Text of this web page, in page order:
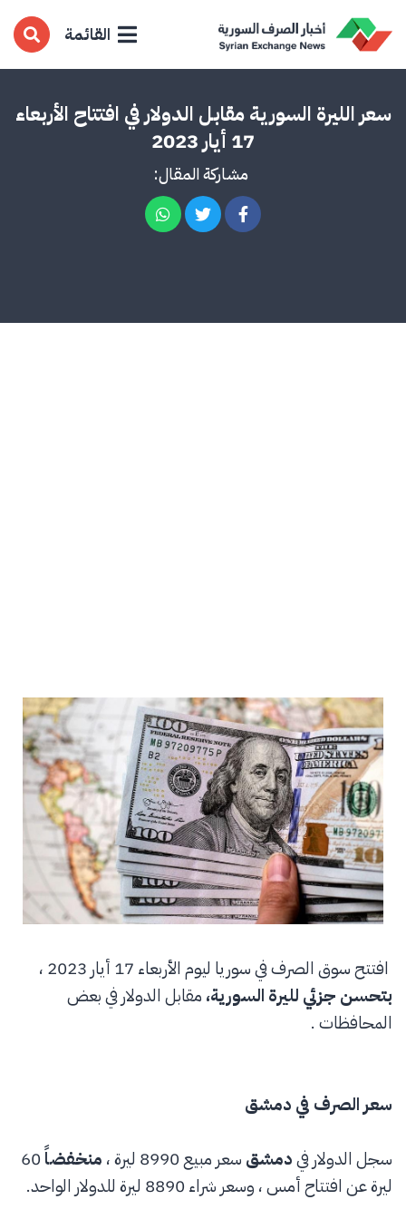
القائمة
سعر الليرة السورية مقابل الدولار في افتتاح الأربعاء
17 أيار 2023
مشاركة المقال:
افتتح سوق الصرف في سوريا ليوم الأربعاء 17 أيار 2023 ،
بتحسن جزئي لليرة السورية، مقابل الدولار في بعض
المحافظات .
سعر الصرف في دمشق
سجل الدولار فيدمشق سعر مبيع 8990 ليرة ، منخفضاً60
ليرة عن افتتاح أمس ، وسعر شراء 8890 ليرة للدولار الواحد.